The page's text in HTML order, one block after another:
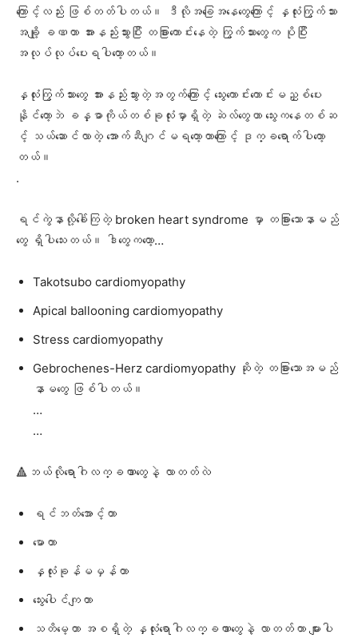
ကြောင့်လည်း ဖြစ်တတ်ပါတယ်။ ဒီလိုအခြေအနေတွေကြောင့် နှလုံးကြွက်သား
အချို့ ခဏတာ အားနည်းသွားပြီး တခြားကောင်းနေတဲ့ ကြွက်သားတွေက ပိုပြီး
အလုပ်လုပ်ပေးရပါတော့တယ်။
နှလုံးကြွက်သားတွေ အားနည်းသွားတဲ့အတွက်ကြောင့် သွေးကောင်းကောင်းမညှစ်ပေး
နိုင်တော့ဘဲ ခန္ဓာကိုယ်တစ်ခုလုံးမှာရှိတဲ့ ဆဲလ်တွေဟာ သွေးကနေတစ်ဆ
င့် သယ်ဆောင်လာတဲ့ အောက်ဆီဂျင်မရတော့တာကြောင့် ဒုက္ခရောက်ပါတော့
တယ်။
.
ရင်ကွဲနာလို့ခေါ်ကြတဲ့ broken heart syndrome မှာ တခြားသောနာမည်
တွေ ရှိပါသေးတယ်။ ဒါတွေကတော့…
Takotsubo cardiomyopathy
Apical ballooning cardiomyopathy
Stress cardiomyopathy
Gebrochenes-Herz cardiomyopathy ဆိုတဲ့ တခြားသောအမည်
နာမတွေ ဖြစ်ပါတယ်။
…
…
🔺ဘယ်လိုရောဂါလက္ခဏာတွေနဲ့ လာတတ်လဲ
ရင်ဘတ်အောင့်တာ
မောတာ
နှလုံးခုန်မမှန်တာ
သွေးပေါင်ကျတာ
သတိမေ့တာ အစရှိတဲ့ နှလုံးရောဂါလက္ခဏာတွေနဲ့ လာတတ်တာ များပါ